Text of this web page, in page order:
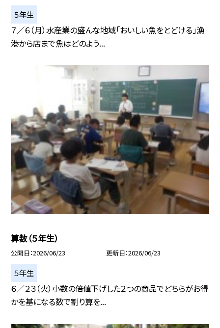
５年生
７／６（月）水産業の盛んな地域「おいしい魚をとどける」漁
港から店まで魚はどのよう...
算数（５年生）
公開日 2026/06/23 更新日 2026/06/23
５年生
６／２３（火）小数の倍値下げした２つの商品でどちらがお得
かを基になる数で割り算を...